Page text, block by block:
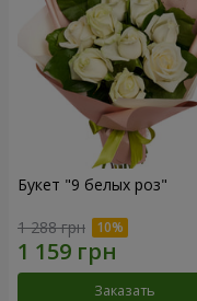
Букет "9 белых роз"
1 288 грн
Заказать